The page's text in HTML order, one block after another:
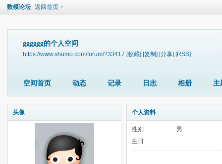
数模论坛 返回首页
gggggg的个人空间
https://www.shumo.com/forum/?33417 [收藏] [复制] [分享] [RSS]
空间首页 动态 记录 日志 相册 主
头像 个人资料
性别
男
生日